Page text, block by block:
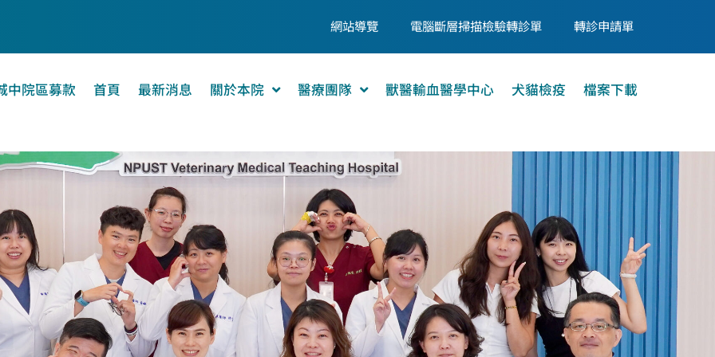
網站導覽 電腦斷層掃描檢驗轉診單 轉診申請單
中院區募款 首頁 最新消息 關於本院 醫療團隊 獸醫輸血醫學中心 犬貓檢疫 檔案下載